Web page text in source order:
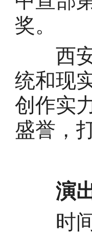
奖。
西安
统和现
创作实
盛誉，
演
时间